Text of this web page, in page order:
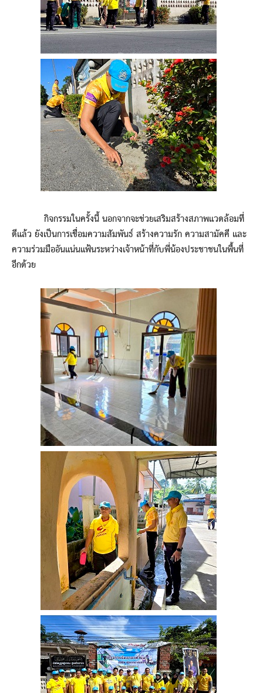
กิจกรรมในครั้งนี้ นอกจากจะช่วยเสริมสร้างสภาพแวดล้อมที่
ดีแล้ว ยังเป็นการเชื่อมความสัมพันธ์ สร้างความรัก ความสามัคคี และ
ความร่วมมืออันแน่นแฟ้นระหว่างเจ้าหน้าที่กับพี่น้องประชาชนในพื้นที่
อีกด้วย